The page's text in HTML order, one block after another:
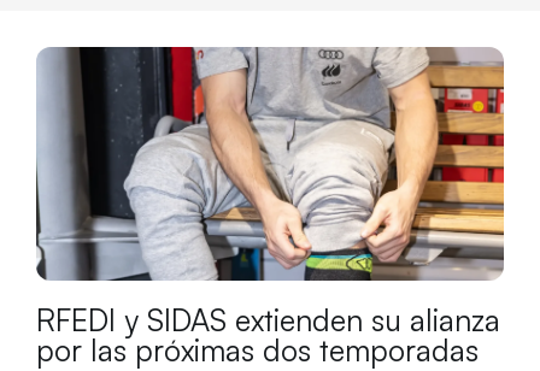
RFEDI y SIDAS extienden su alianza
por las próximas dos temporadas